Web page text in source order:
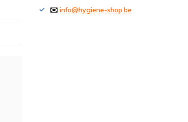
✉️info@hygiene-shop.be